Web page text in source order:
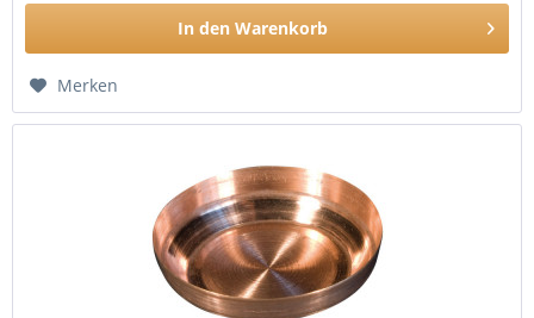
In den Warenkorb
Merken